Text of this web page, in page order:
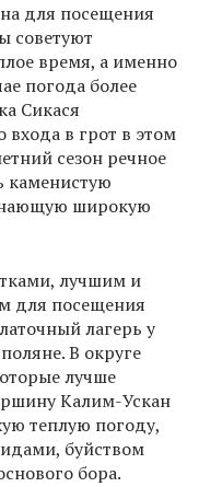
для посещения
советуют
время, а именно
погода более
Сикася
входа в грот в этом
сезон речное
каменистую
широкую
лучшим и
для посещения
лагерь у
В округе
лучше
Калим-Ускан
теплую погоду,
буйством
бора.